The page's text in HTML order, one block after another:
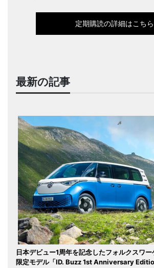
定期購読の詳細はこちら
最新の記事
日本デビュー1周年を記念したフォルクスワ
限定モデル「ID. Buzz 1st Anniversary